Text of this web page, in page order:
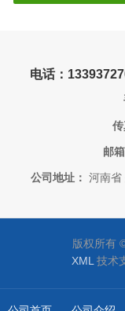
电话：
传
邮箱
公司地址： 河南省
版权所有
XML技术